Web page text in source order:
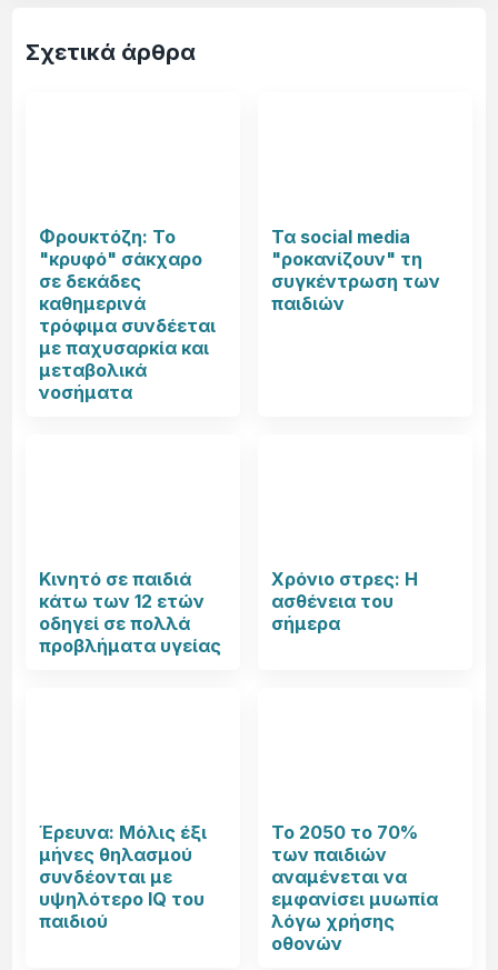
Σχετικά άρθρα
Φρουκτόζη: Το
"κρυφό" σάκχαρο
σε δεκάδες
καθημερινά
τρόφιμα συνδέεται
με παχυσαρκία και
μεταβολικά
νοσήματα
Τα social media
"ροκανίζουν" τη
συγκέντρωση των
παιδιών
Κινητό σε παιδιά
κάτω των 12 ετών
οδηγεί σε πολλά
προβλήματα υγείας
Χρόνιο στρες: Η
ασθένεια του
σήμερα
Έρευνα: Μόλις έξι
μήνες θηλασμού
συνδέονται με
υψηλότερο IQ του
παιδιού
Το 2050 το 70%
των παιδιών
αναμένεται να
εμφανίσει μυωπία
λόγω χρήσης
οθονών